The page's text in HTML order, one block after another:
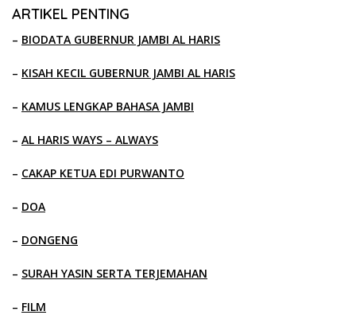
ARTIKEL PENTING
– BIODATA GUBERNUR JAMBI AL HARIS
– KISAH KECIL GUBERNUR JAMBI AL HARIS
– KAMUS LENGKAP BAHASA JAMBI
– AL HARIS WAYS – ALWAYS
– CAKAP KETUA EDI PURWANTO
– DOA
– DONGENG
– SURAH YASIN SERTA TERJEMAHAN
– FILM